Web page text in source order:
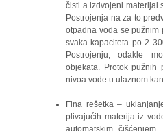
čisti a izdvojeni materijal
Postrojenja na za to
otpadna voda se pužnim
svaka kapaciteta po 2
Postrojenju, odakle
objekata. Protok pužnih
nivoa vode u ulaznom
Fina rešetka –
plivajućih materija iz
automatskim